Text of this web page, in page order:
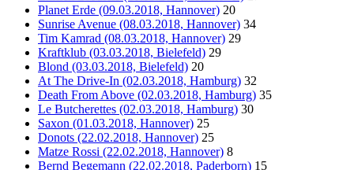
Planet Erde (09.03.2018, Hannover) 20
Sunrise Avenue (08.03.2018, Hannover) 34
Tim Kamrad (08.03.2018, Hannover) 29
Kraftklub (03.03.2018, Bielefeld) 29
Blond (03.03.2018, Bielefeld) 20
At The Drive-In (02.03.2018, Hamburg) 32
Death From Above (02.03.2018, Hamburg) 35
Le Butcherettes (02.03.2018, Hamburg) 30
Saxon (01.03.2018, Hannover) 25
Donots (22.02.2018, Hannover) 25
Matze Rossi (22.02.2018, Hannover) 8
Bernd Begemann (22.02.2018, Paderborn) 15